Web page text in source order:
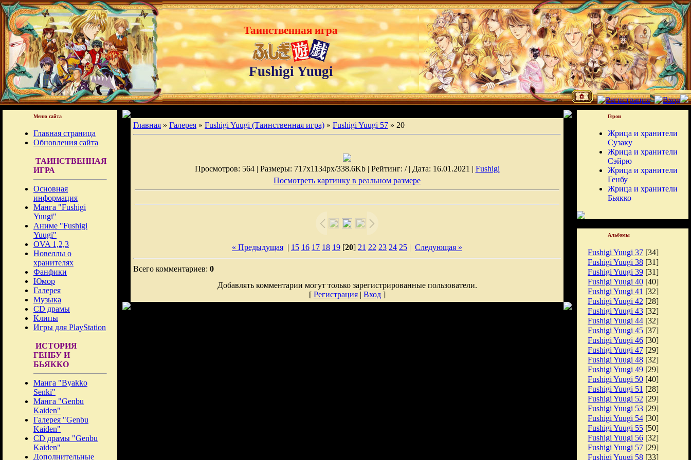
Таинственная игра
Fushigi Yuugi
Меню сайта
Главная страница
Обновления сайта
ТАИНСТВЕННАЯ
ИГРА
Основная
информация
Манга "Fushigi
Yuugi"
Аниме "Fushigi
Yuugi"
OVA 1,2,3
Новеллы о
хранителях
Фанфики
Юмор
Галерея
Музыка
CD драмы
Клипы
Игры для PlayStation
ИСТОРИЯ
ГЕНБУ И
БЬЯККО
Манга "Byakko
Senki"
Манга "Genbu
Kaiden"
Галерея "Genbu
Kaiden"
CD драмы "Genbu
Kaiden"
Дополнительные
Главная » Галерея » Fushigi Yuugi (Таинственная игра) » Fushigi Yuugi 57 » 20
Просмотров: 564 | Размеры: 717x1134px/338.6Kb | Рейтинг: / | Дата: 16.01.2021 | Fushigi
Посмотреть картинку в реальном размере
« Предыдущая | 15 16 17 18 19 [20] 21 22 23 24 25 | Следующая »
Всего комментариев: 0
Добавлять комментарии могут только зарегистрированные пользователи.
[ Регистрация| Вход]
Герои
Жрица и хранители
Сузаку
Жрица и хранители
Сэйрю
Жрица и хранители
Генбу
Жрица и хранители
Бьякко
Альбомы
Fushigi Yuugi 37 [34]
Fushigi Yuugi 38 [31]
Fushigi Yuugi 39 [31]
Fushigi Yuugi 40 [40]
Fushigi Yuugi 41 [32]
Fushigi Yuugi 42 [28]
Fushigi Yuugi 43 [32]
Fushigi Yuugi 44 [32]
Fushigi Yuugi 45 [37]
Fushigi Yuugi 46 [30]
Fushigi Yuugi 47 [29]
Fushigi Yuugi 48 [32]
Fushigi Yuugi 49 [29]
Fushigi Yuugi 50 [40]
Fushigi Yuugi 51 [28]
Fushigi Yuugi 52 [29]
Fushigi Yuugi 53 [29]
Fushigi Yuugi 54 [30]
Fushigi Yuugi 55 [50]
Fushigi Yuugi 56 [32]
Fushigi Yuugi 57 [29]
Fushigi Yuugi 58 [33]